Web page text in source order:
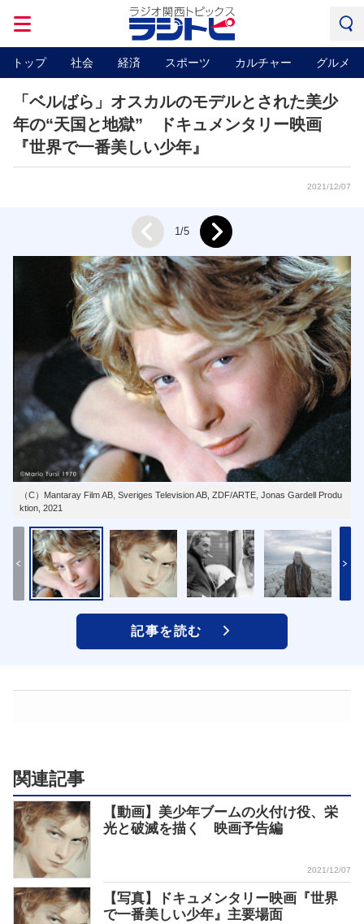
トップ 社会 経済 スポーツ カルチャー グルメ
「ベルばら」オスカルのモデルとされた美少
年の“天国と地獄” ドキュメンタリー映画
『世界で一番美しい少年』
2021/12/07
（C）Mantaray Film AB, Sveriges Television AB, ZDF/ARTE, Jonas Gardell Produ
ktion, 2021
Prev 1/5 Next
記事を読む
関連記事
【動画】美少年ブームの火付け役、栄
光と破滅を描く 映画予告編
2021/12/07
【写真】ドキュメンタリー映画『世界
で一番美しい少年』主要場面